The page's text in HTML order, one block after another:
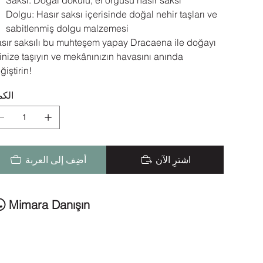
Dolgu: Hasır saksı içerisinde doğal nehir taşları ve
sabitlenmiş dolgu malzemesi
saksılı bu muhteşem yapay Dracaena ile doğayı
taşıyın ve mekânınızın havasını anında
أضِف إلى العربة اشترِ الآن
Mimara Danışın